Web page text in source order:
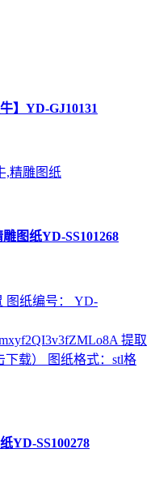
】YD-GJ10131
,精雕图纸
图纸YD-SS101268
图纸编号： YD-
提取
下载） 图纸格式：stl格
YD-SS100278